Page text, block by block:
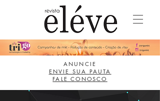
ANUNCIE
ENVIE SUA PAUTA
FALE CONOSCO